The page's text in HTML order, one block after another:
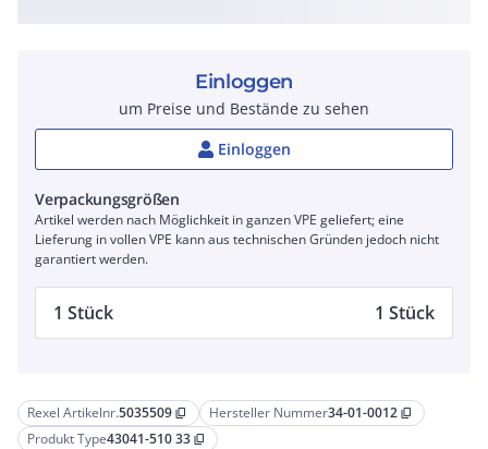
Rexel Artikelnr.5035509 content_copy Hersteller Nummer34-01-0012 content_copy
Produkt Type43041-510 33 content_copy
Einloggen
um Preise und Bestände zu sehen
Einloggen
Verpackungsgrößen
Artikel werden nach Möglichkeit in ganzen VPE geliefert; eine
Lieferung in vollen VPE kann aus technischen Gründen jedoch nicht
garantiert werden.
1 Stück 1 Stück